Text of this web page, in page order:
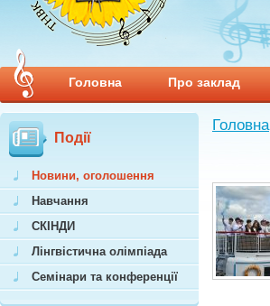
Головна Про заклад
Події
Новини, оголошення
Навчання
СКІНДИ
Лінгвістична олімпіада
Семінари та конференції
Головна